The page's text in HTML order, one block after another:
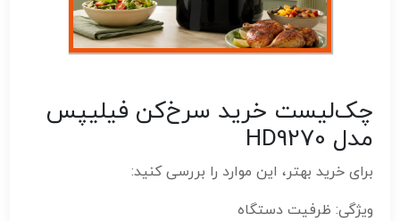
چک‌لیست خرید سرخ‌کن فیلیپس
مدل HD9270
برای خرید بهتر، این موارد را بررسی کنید:
ویژگی: ظرفیت دستگاه